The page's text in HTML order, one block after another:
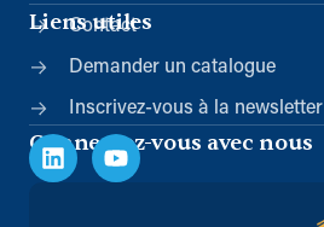
Liens utiles
Contact
Demander un catalogue
Inscrivez-vous à la newsletter
Connectez-vous avec nous